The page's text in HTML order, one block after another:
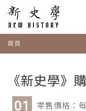
首頁
《新史學》
零售價格：